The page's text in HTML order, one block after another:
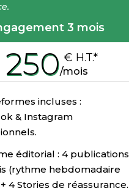
3 mois
€ H.T.*
250/mois
incluses :
& Instagram
éditorial : 4 publications
(rythme hebdomadaire
4 Stories de réassurance.